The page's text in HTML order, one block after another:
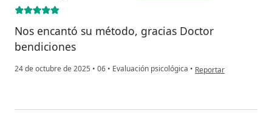
Nos encantó su método, gracias Doctor
bendiciones
24 de octubre de 2025 • 06 • Evaluación psicológica • en opinión del
Reportar